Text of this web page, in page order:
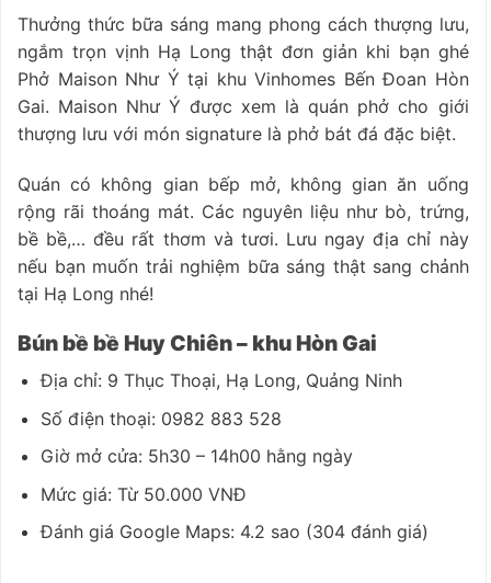
Thưởng thức bữa sáng mang phong cách thượng lưu,
ngắm trọn vịnh Hạ Long thật đơn giản khi bạn ghé
Phở Maison Như Ý tại khu Vinhomes Bến Đoan Hòn
Gai. Maison Như Ý được xem là quán phở cho giới
thượng lưu với món signature là phở bát đá đặc biệt.
Quán có không gian bếp mở, không gian ăn uống
rộng rãi thoáng mát. Các nguyên liệu như bò, trứng,
bề bề,… đều rất thơm và tươi. Lưu ngay địa chỉ này
nếu bạn muốn trải nghiệm bữa sáng thật sang chảnh
tại Hạ Long nhé!
Bún bề bề Huy Chiên – khu Hòn Gai
Địa chỉ: 9 Thục Thoại, Hạ Long, Quảng Ninh
Số điện thoại: 0982 883 528
Giờ mở cửa: 5h30 – 14h00 hằng ngày
Mức giá: Từ 50.000 VNĐ
Đánh giá Google Maps: 4.2 sao (304 đánh giá)